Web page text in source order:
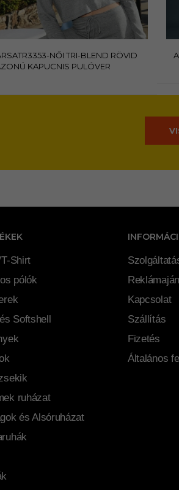
NŐI TRI-BLEND RÖVID
KAPUCNIS PULÓVER
Shirt
pólók
Softshell
ruházat
és Alsóruházat
Kapcsolat
Szállítás
Fizetés
Általános